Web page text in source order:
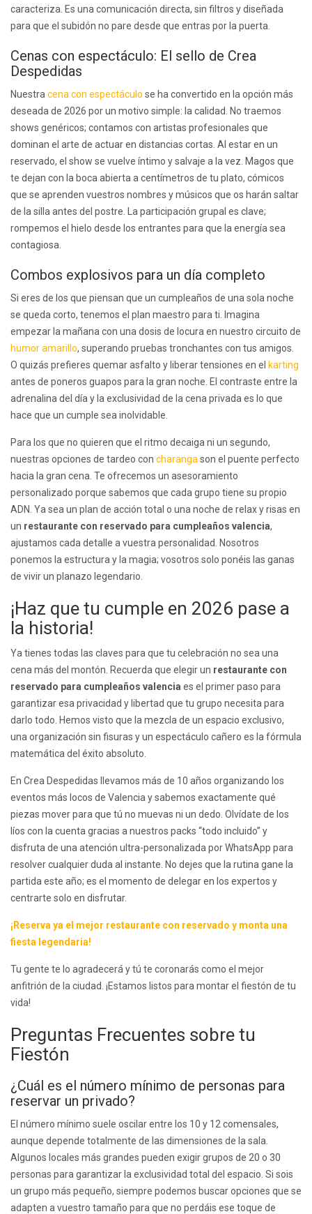
caracteriza. Es una comunicación directa, sin filtros y diseñada
para que el subidón no pare desde que entras por la puerta.
Cenas con espectáculo: El sello de Crea
Despedidas
Nuestra cena con espectáculo se ha convertido en la opción más
deseada de 2026 por un motivo simple: la calidad. No traemos
shows genéricos; contamos con artistas profesionales que
dominan el arte de actuar en distancias cortas. Al estar en un
reservado, el show se vuelve íntimo y salvaje a la vez. Magos que
te dejan con la boca abierta a centímetros de tu plato, cómicos
que se aprenden vuestros nombres y músicos que os harán saltar
de la silla antes del postre. La participación grupal es clave;
rompemos el hielo desde los entrantes para que la energía sea
contagiosa.
Combos explosivos para un día completo
Si eres de los que piensan que un cumpleaños de una sola noche
se queda corto, tenemos el plan maestro para ti. Imagina
empezar la mañana con una dosis de locura en nuestro circuito de
humor amarillo, superando pruebas tronchantes con tus amigos.
O quizás prefieres quemar asfalto y liberar tensiones en el karting
antes de poneros guapos para la gran noche. El contraste entre la
adrenalina del día y la exclusividad de la cena privada es lo que
hace que un cumple sea inolvidable.
Para los que no quieren que el ritmo decaiga ni un segundo,
nuestras opciones de tardeo con charanga son el puente perfecto
hacia la gran cena. Te ofrecemos un asesoramiento
personalizado porque sabemos que cada grupo tiene su propio
ADN. Ya sea un plan de acción total o una noche de relax y risas en
un restaurante con reservado para cumpleaños valencia,
ajustamos cada detalle a vuestra personalidad. Nosotros
ponemos la estructura y la magia; vosotros solo ponéis las ganas
de vivir un planazo legendario.
¡Haz que tu cumple en 2026 pase a
la historia!
Ya tienes todas las claves para que tu celebración no sea una
cena más del montón. Recuerda que elegir un restaurante con
reservado para cumpleaños valencia es el primer paso para
garantizar esa privacidad y libertad que tu grupo necesita para
darlo todo. Hemos visto que la mezcla de un espacio exclusivo,
una organización sin fisuras y un espectáculo cañero es la fórmula
matemática del éxito absoluto.
En Crea Despedidas llevamos más de 10 años organizando los
eventos más locos de Valencia y sabemos exactamente qué
piezas mover para que tú no muevas ni un dedo. Olvídate de los
líos con la cuenta gracias a nuestros packs “todo incluido” y
disfruta de una atención ultra-personalizada por WhatsApp para
resolver cualquier duda al instante. No dejes que la rutina gane la
partida este año; es el momento de delegar en los expertos y
centrarte solo en disfrutar.
¡Reserva ya el mejor restaurante con reservado y monta una
fiesta legendaria!
Tu gente te lo agradecerá y tú te coronarás como el mejor
anfitrión de la ciudad. ¡Estamos listos para montar el fiestón de tu
vida!
Preguntas Frecuentes sobre tu
Fiestón
¿Cuál es el número mínimo de personas para
reservar un privado?
El número mínimo suele oscilar entre los 10 y 12 comensales,
aunque depende totalmente de las dimensiones de la sala.
Algunos locales más grandes pueden exigir grupos de 20 o 30
personas para garantizar la exclusividad total del espacio. Si sois
un grupo más pequeño, siempre podemos buscar opciones que se
adapten a vuestro tamaño para que no perdáis ese toque de